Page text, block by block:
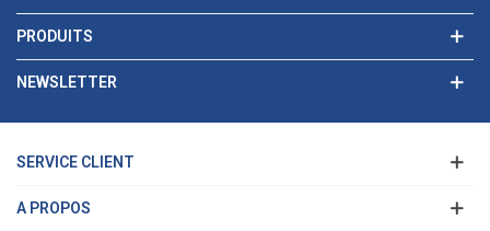
PRODUITS
NEWSLETTER
SERVICE CLIENT
A PROPOS